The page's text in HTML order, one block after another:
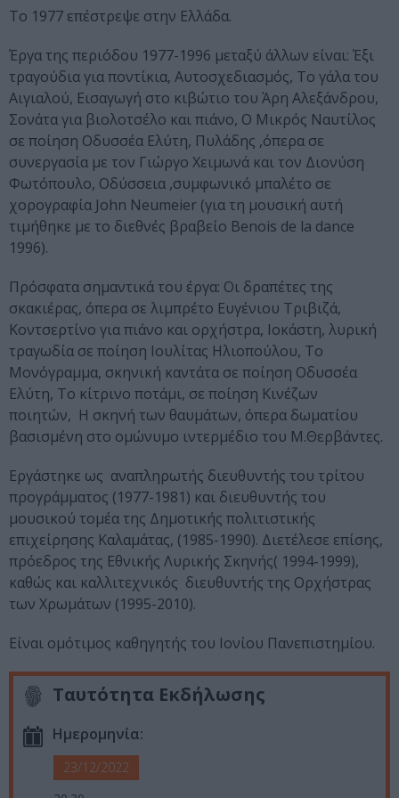
Το 1977 επέστρεψε στην Ελλάδα.
Έργα της περιόδου 1977-1996 μεταξύ άλλων είναι: Έξι
τραγούδια για ποντίκια, Αυτοσχεδιασμός, Το γάλα του
Αιγιαλού, Εισαγωγή στο κιβώτιο του Άρη Αλεξάνδρου,
Σονάτα για βιολοτσέλο και πιάνο, Ο Μικρός Ναυτίλος
σε ποίηση Οδυσσέα Ελύτη, Πυλάδης ,όπερα σε
συνεργασία με τον Γιώργο Χειμωνά και τον Διονύση
Φωτόπουλο, Οδύσσεια ,συμφωνικό μπαλέτο σε
χορογραφία John Neumeier (για τη μουσική αυτή
τιμήθηκε με το διεθνές βραβείο Benois de la dance
1996).
Πρόσφατα σημαντικά του έργα: Οι δραπέτες της
σκακιέρας, όπερα σε λιμπρέτο Ευγένιου Τριβιζά,
Κοντσερτίνο για πιάνο και ορχήστρα, Ιοκάστη, λυρική
τραγωδία σε ποίηση Ιουλίτας Ηλιοπούλου, Το
Μονόγραμμα, σκηνική καντάτα σε ποίηση Οδυσσέα
Ελύτη, Το κίτρινο ποτάμι, σε ποίηση Κινέζων
ποιητών, Η σκηνή των θαυμάτων, όπερα δωματίου
βασισμένη στο ομώνυμο ιντερμέδιο του Μ.Θερβάντες.
Εργάστηκε ως αναπληρωτής διευθυντής του τρίτου
προγράμματος (1977-1981) και διευθυντής του
μουσικού τομέα της Δημοτικής πολιτιστικής
επιχείρησης Καλαμάτας, (1985-1990). Διετέλεσε επίσης,
πρόεδρος της Εθνικής Λυρικής Σκηνής( 1994-1999),
καθώς και καλλιτεχνικός διευθυντής της Ορχήστρας
των Χρωμάτων (1995-2010).
Είναι ομότιμος καθηγητής του Ιονίου Πανεπιστημίου.
Ταυτότητα Εκδήλωσης
Ημερομηνία:
23/12/2022